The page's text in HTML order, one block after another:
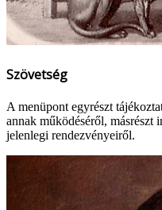
Szövetség
A menüpont egyrészt
annak működéséről,
jelenlegi rendezvényeiről.